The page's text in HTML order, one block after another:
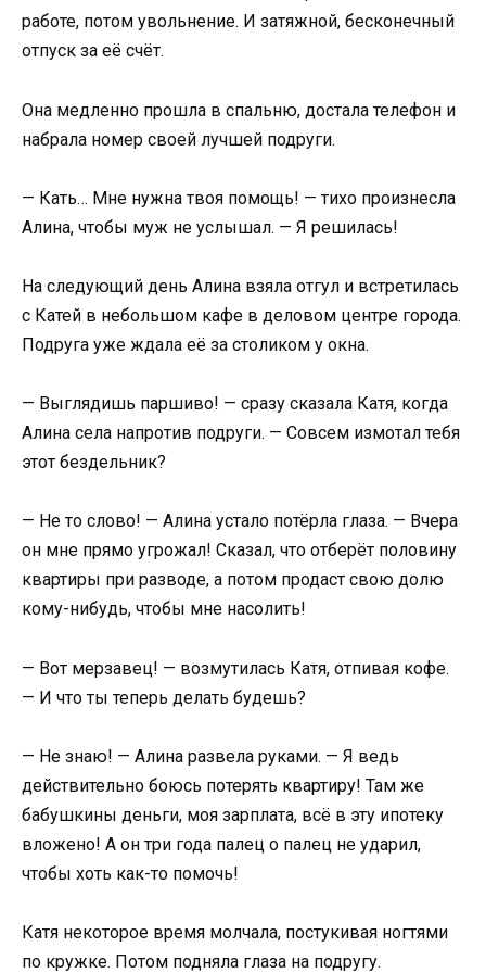
работе, потом увольнение. И затяжной, бесконечный
отпуск за её счёт.
Она медленно прошла в спальню, достала телефон и
набрала номер своей лучшей подруги.
— Кать… Мне нужна твоя помощь! — тихо произнесла
Алина, чтобы муж не услышал. — Я решилась!
На следующий день Алина взяла отгул и встретилась
с Катей в небольшом кафе в деловом центре города.
Подруга уже ждала её за столиком у окна.
— Выглядишь паршиво! — сразу сказала Катя, когда
Алина села напротив подруги. — Совсем измотал тебя
этот бездельник?
— Не то слово! — Алина устало потёрла глаза. — Вчера
он мне прямо угрожал! Сказал, что отберёт половину
квартиры при разводе, а потом продаст свою долю
кому-нибудь, чтобы мне насолить!
— Вот мерзавец! — возмутилась Катя, отпивая кофе.
— И что ты теперь делать будешь?
— Не знаю! — Алина развела руками. — Я ведь
действительно боюсь потерять квартиру! Там же
бабушкины деньги, моя зарплата, всё в эту ипотеку
вложено! А он три года палец о палец не ударил,
чтобы хоть как-то помочь!
Катя некоторое время молчала, постукивая ногтями
по кружке. Потом подняла глаза на подругу.